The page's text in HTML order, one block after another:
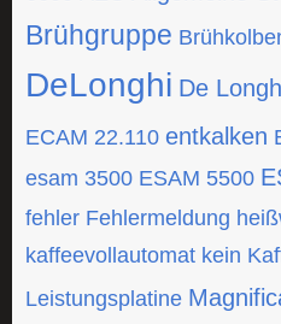
Brühgruppe
DeLonghi De
ECAM 22.110 entkalken
esam 3500 ESAM 5500
fehler Fehlermeldung
kaffeevollautomat kein
Leistungsplatine